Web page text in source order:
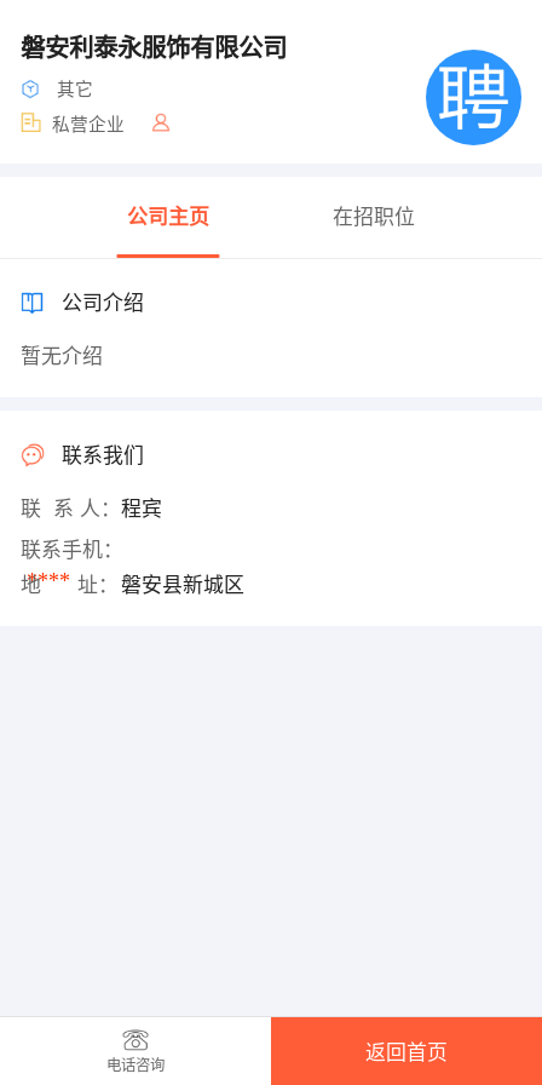
磐安利泰永服饰有限公司
其它
私营企业
公司主页 在招职位
公司介绍
暂无介绍
联系我们
联 系 人： 程宾
联系手机：
****
地 址： 磐安县新城区
电话咨询
返回首页